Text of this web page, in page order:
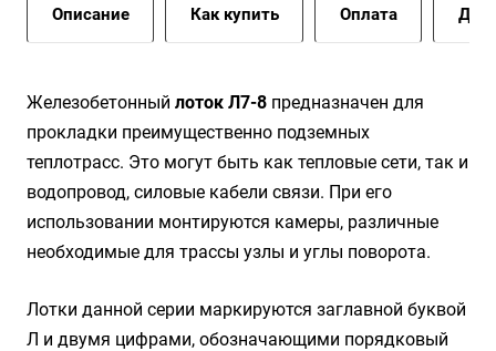
Описание Как купить Оплата
Железобетонный лоток Л7-8 предназначен для
прокладки преимущественно подземных
теплотрасс. Это могут быть как тепловые сети, так и
водопровод, силовые кабели связи. При его
использовании монтируются камеры, различные
необходимые для трассы узлы и углы поворота.
Лотки данной серии маркируются заглавной буквой
Л и двумя цифрами, обозначающими порядковый